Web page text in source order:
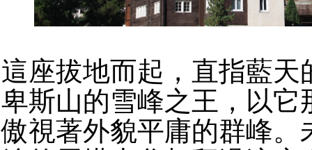
這座拔地而起，直指藍天
卑斯山的雪峰之王，以它
傲視著外貌平庸的群峰。